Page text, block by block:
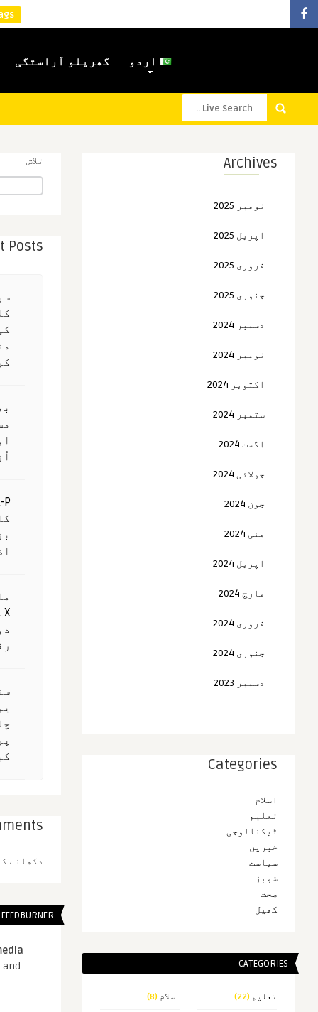
گھریلو آراستگی اردو
تلاش
Posts
دکھانے
FEEDBURNER
and
Archives
نومبر 2025
اپریل 2025
فروری 2025
جنوری 2025
دسمبر 2024
نومبر 2024
اکتوبر 2024
ستمبر 2024
اگست 2024
جولائی 2024
جون 2024
مئی 2024
اپریل 2024
مارچ 2024
فروری 2024
جنوری 2024
دسمبر 2023
Categories
اسلام
تعلیم
ٹیکنالوجی
خبریں
سیاست
شوبز
صحت
کھیل
CATEGORIES
اسلام (8) تعلیم (22)